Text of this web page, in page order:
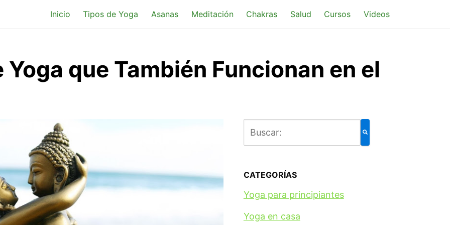
Inicio Tipos de Yoga Asanas Meditación Chakras Salud Cursos Videos
que También Funcionan en el
CATEGORÍAS
Yoga para principiantes
Yoga en casa